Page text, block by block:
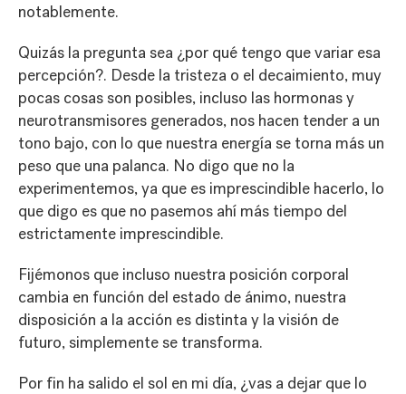
notablemente.
Quizás la pregunta sea ¿por qué tengo que variar esa
percepción?. Desde la tristeza o el decaimiento, muy
pocas cosas son posibles, incluso las hormonas y
neurotransmisores generados, nos hacen tender a un
tono bajo, con lo que nuestra energía se torna más un
peso que una palanca. No digo que no la
experimentemos, ya que es imprescindible hacerlo, lo
que digo es que no pasemos ahí más tiempo del
estrictamente imprescindible.
Fijémonos que incluso nuestra posición corporal
cambia en función del estado de ánimo, nuestra
disposición a la acción es distinta y la visión de
futuro, simplemente se transforma.
Por fin ha salido el sol en mi día, ¿vas a dejar que lo